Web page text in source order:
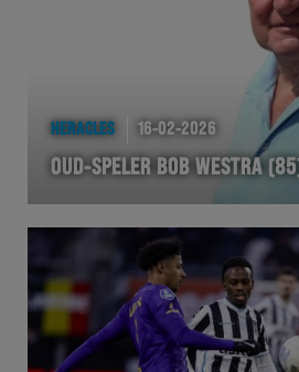
EXCHER
Natuurgras
Wedstrijd
HERACLES 16-02-2026
OUD-SPELER BOB WESTRA